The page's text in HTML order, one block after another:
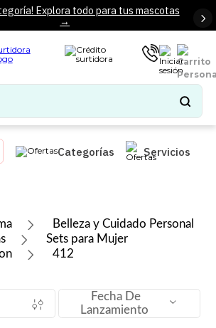
Explora todo para tus mascotas
→
Categorías Servicios
Belleza y Cuidado Personal
Sets para Mujer
412
Fecha De
Lanzamiento